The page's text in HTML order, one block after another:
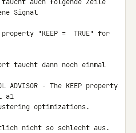
Signal
taucht dann noch einmal
ADVISOR - The KEEP property
a1
optimizations.
nicht so schlecht aus.